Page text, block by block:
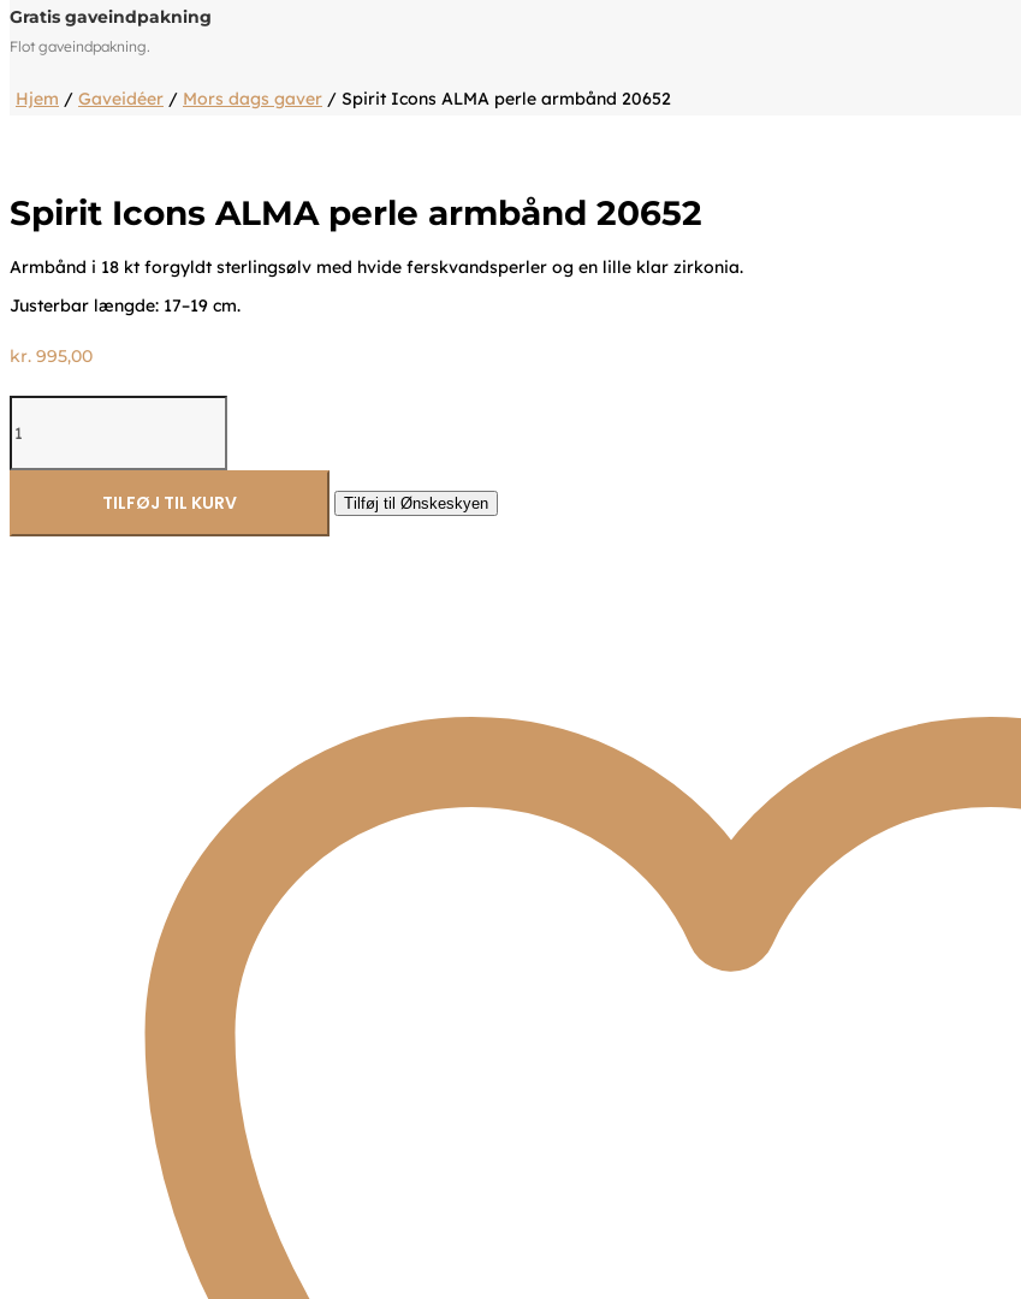
Gratis gaveindpakning
Flot gaveindpakning.
Hjem / Gaveidéer / Mors dags gaver / Spirit Icons ALMA perle armbånd 20652
Spirit Icons ALMA perle armbånd 20652
Armbånd i 18 kt forgyldt sterlingsølv med hvide ferskvandsperler og en lille klar zirkonia.
Justerbar længde: 17–19 cm.
kr. 995,00
Spirit
Icons
perle
antal
TILFØJ TIL KURV Tilføj til Ønskeskyen